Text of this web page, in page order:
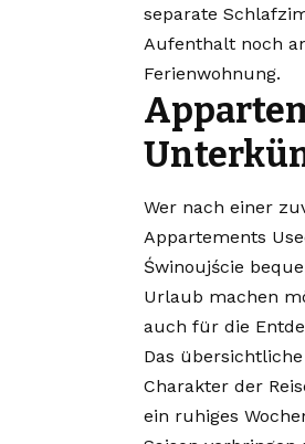
separate
Aufenthalt noch
Ferienwohnung.
Wer nach einer
Appartements
Świnoujście
Urlaub machen
auch für die
Das
Charakter der
ein ruhiges